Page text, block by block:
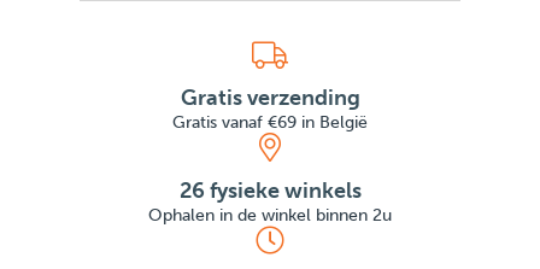
Gratis verzending
Gratis vanaf €69 in België
26 fysieke winkels
Ophalen in de winkel binnen 2u